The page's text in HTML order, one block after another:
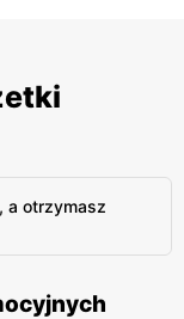
a otrzymasz